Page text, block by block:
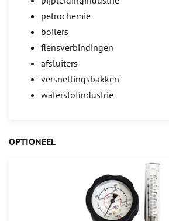
petrochemie
boilers
flensverbindingen
afsluiters
versnellingsbakken
waterstofindustrie
OPTIONEEL